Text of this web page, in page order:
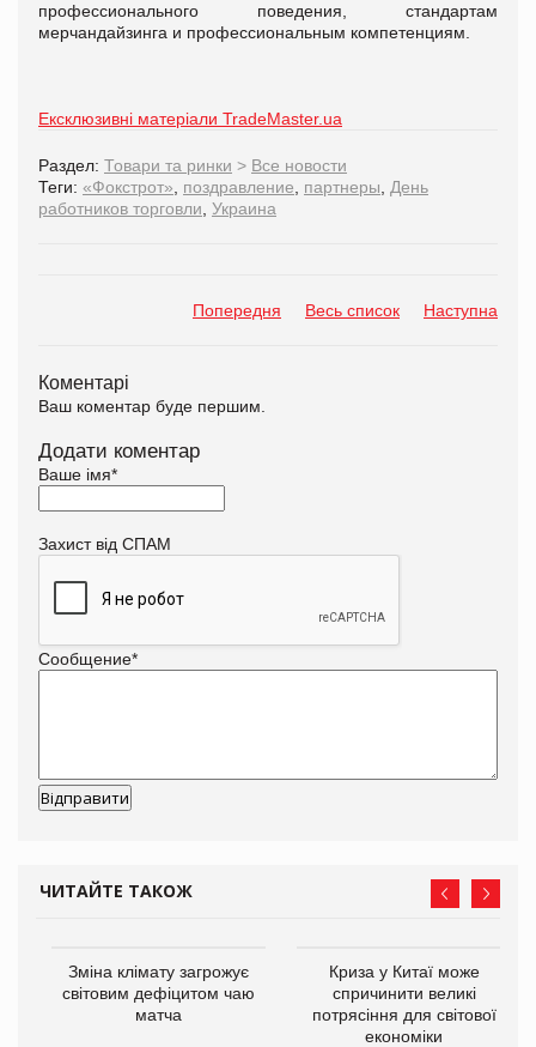
профессионального поведения, стандартам
мерчандайзинга и профессиональным компетенциям.
Ексклюзивні матеріали TradeMaster.ua
Раздел: Товари та ринки > Все новости
Теги: «Фокстрот» поздравление партнеры
День
работников торговли Украина
Попередня Весь список Наступна
Коментарі
Ваш коментар буде першим.
Додати коментар
Ваше імя*
Захист від СПАМ
Сообщение*
ЧИТАЙТЕ ТАКОЖ
Зміна клімату загрожує
світовим дефіцитом чаю
матча
Криза у Китаї може
спричинити великі
потрясіння для світової
економіки